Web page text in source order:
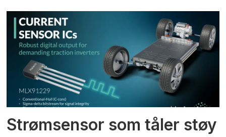
Strømsensor som tåler støy